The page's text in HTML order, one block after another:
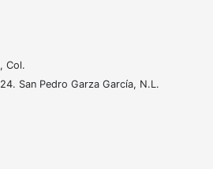
Col.
San Pedro Garza García, N.L.